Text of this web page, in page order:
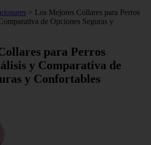
> Los Mejores Collares para Perros
de Opciones Seguras y
para Perros
y Comparativa de
y Confortables